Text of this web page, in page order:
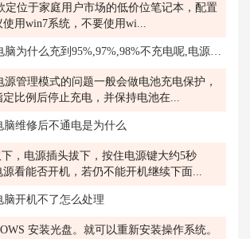
定位于家庭用户市场的低价位笔记本，配置
用win7系统，不要使用wi...
为什么充到95%,97%,98%不充电呢,电源已打通
管理模式的问题一般会做电池充电保护，
比例后停止充电，并保持电池在...
脑维修后不通电是为什么
，电源插头拔下，按住电源键大约5秒
看能否开机，若仍不能开机继续下面...
脑开机不了怎么处理
安装光盘。就可以重新安装操作系统。